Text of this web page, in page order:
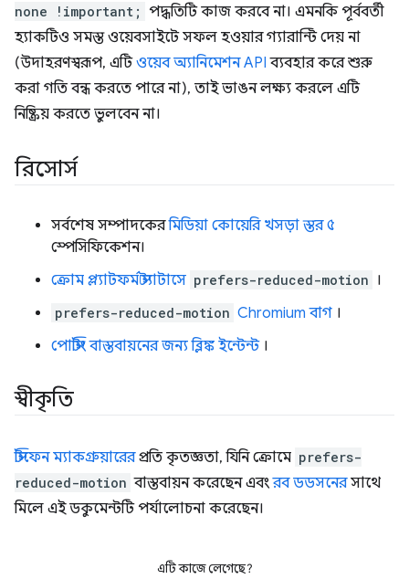
none !important; পদ্ধতিটি কাজ করবে না। এমনকি পূর্ববর্তী
হ্যাকটিও সমস্ত ওয়েবসাইটে সফল হওয়ার গ্যারান্টি দেয় না
(উদাহরণস্বরূপ, এটিওয়েব অ্যানিমেশন API ব্যবহার করে শুরু
করা গতি বন্ধ করতে পারে না), তাই ভাঙন লক্ষ্য করলে এটি
নিষ্ক্রিয় করতে ভুলবেন না।
রিসোর্স
সর্বশেষ সম্পাদকেরমিডিয়া কোয়েরি খসড়া স্তর ৫
স্পেসিফিকেশন।
ক্রোম প্ল্যাটফর্ম স্ট্যাটাসে prefers-reduced-motion ।
prefers-reduced-motion Chromium বাগ ।
পোস্টিং বাস্তবায়নের জন্য ব্লিঙ্ক ইন্টেন্ট।
স্বীকৃতি
স্টিফেন ম্যাকগ্রুয়ারেরপ্রতি কৃতজ্ঞতা, যিনি ক্রোমে prefers-
reduced-motion বাস্তবায়ন করেছেন এবংরব ডডসনেরসাথে
মিলে এই ডকুমেন্টটি পর্যালোচনা করেছেন।
এটি কাজে লেগেছে?